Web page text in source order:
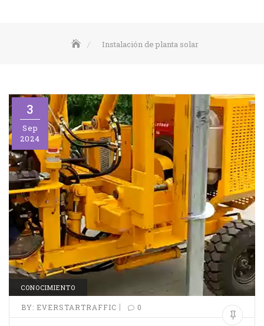
Instalación de planta solar
3
Sep
2024
CONOCIMIENTO
BY: EVERSTARTRAFFIC | 0